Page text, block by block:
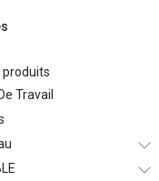
produits
Travail